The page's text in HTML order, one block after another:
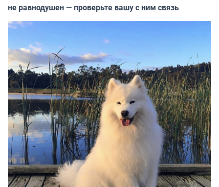
не равнодушен — проверьте вашу с ним связь